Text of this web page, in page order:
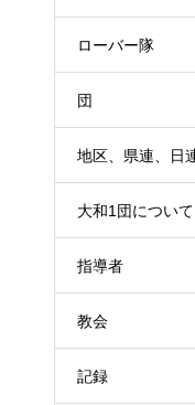
ローバー隊
団
地区、県連、日
大和1団について
指導者
教会
記録